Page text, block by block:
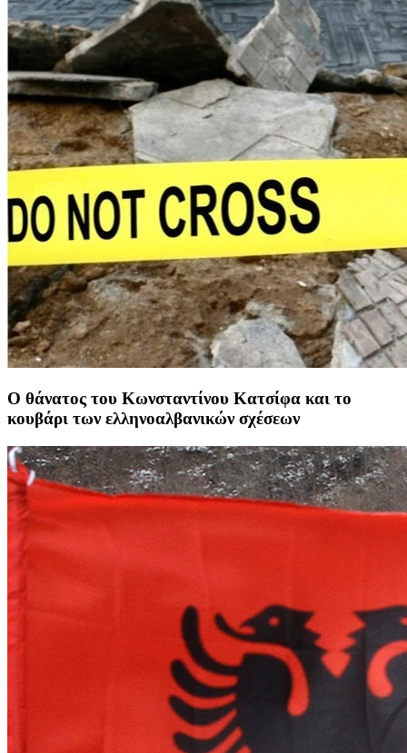
Ο θάνατος του Κωνσταντίνου Κατσίφα και το
κουβάρι των ελληνοαλβανικών σχέσεων